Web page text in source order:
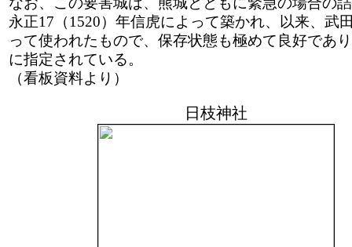
永正17（1520）年信虎によって築かれ、以来、武
って使われたもので、保存状態も極めて良好であ
に指定されている。
（看板資料より）
日枝神社